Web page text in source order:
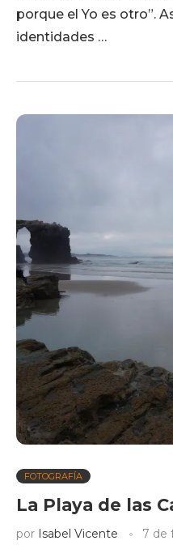
porque el Yo es otro”.
identidades …
FOTOGRAFÍA
La Playa de las
por Isabel Vicente 7 de